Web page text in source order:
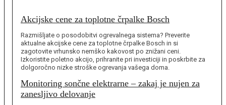
Akcijske cene za toplotne črpalke Bosch
Razmišljate o posodobitvi ogrevalnega sistema? Preverite
aktualne akcijske cene za toplotne črpalke Bosch in si
zagotovite vrhunsko nemško kakovost po znižani ceni.
Izkoristite poletno akcijo, prihranite pri investiciji in poskrbite za
dolgoročno nizke stroške ogrevanja vašega doma.
Monitoring sončne elektrarne – zakaj je nujen za
zanesljivo delovanje